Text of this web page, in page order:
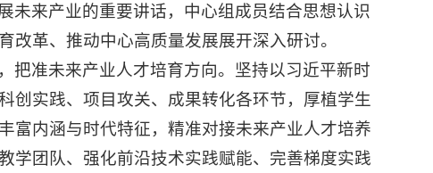
未来产业的重要讲话，中心组成员结合思想认识
革、推动中心高质量发展展开深入研讨。
把准未来产业人才培育方向。坚持以习近平新时
创实践、项目攻关、成果转化各环节，厚植学生
富内涵与时代特征，精准对接未来产业人才培养
学团队、强化前沿技术实践赋能、完善梯度实践